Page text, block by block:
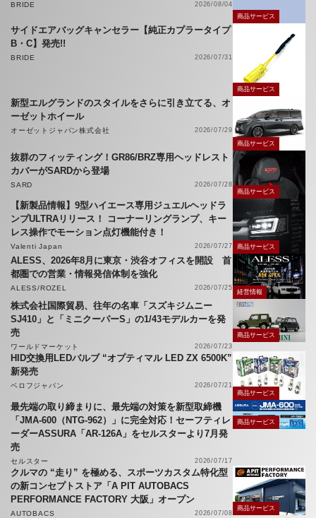
BRIDE
2026/08/04
商品サービス
サイドエアバッグキャンセラー【純正カプラータイプ
B・C】発売!!
BRIDE 2026/07/31
商品サービス
新型エルグランドのスタイルをさらに引き立てる、オ
ーゼットホイール
オーゼットジャパン株式会社
2026/07/29
商品サービス
抜群のフィッティング！GR86/BRZ専用ヘッドレスト
カバーがSARDから登場
SARD
2026/07/28
商品サービス
【新製品情報】9型ハイエース専用ジュエルヘッドラ
ンプULTRAリリース！ コーナーリングランプ、キー
レス操作でモーション点灯機能付き！
Valenti Japan 2026/07/27 商品サービス
ALESS、2026年8月に東京・渋谷オフィスを開設 首
都圏での営業・情報発信体制を強化
ALESS/ROZEL 2026/07/25
経営情報
株式会社国際貿易、往年の名車「スズキジムニー
SJ410」と「ミニクーパーS」の1/43モデルカーを発
売
ワールドマーケット 2026/07/23
商品サービス
HID交換用LEDバルブ “オプティマル LED ZX 6500K”
新発売
ベロフジャパン
2026/07/21
商品サービス
最先端の取り締まりに、最先端の対策を新型取締機
「JMA-600（NTG-962）」に完全対応！セーフティレ
ーダーASSURA「AR-126A」をセルスターより7月発
売
セルスター 2026/07/17
商品サービス
クルマの “走り” を極める、スポーツカスタム特化型
の新コンセプトストア「A PIT AUTOBACS
PERFORMANCE FACTORY 大阪」オープン
AUTOBACS 2026/07/08
商品サービス